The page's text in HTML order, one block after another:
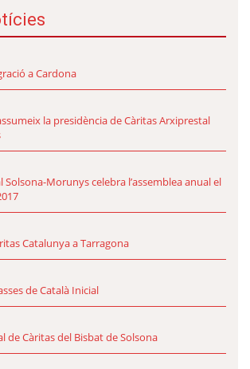
a Cardona
la presidència de Càritas Arxiprestal
Solsona-Morunys celebra l’assemblea anual el
Catalunya a Tarragona
de Català Inicial
de Càritas del Bisbat de Solsona